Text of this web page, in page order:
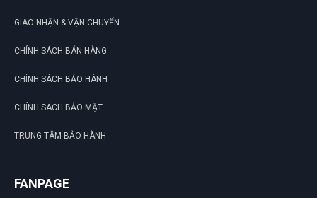
GIAO NHẬN & VẬN CHUYỂN
CHÍNH SÁCH BÁN HÀNG
CHÍNH SÁCH BẢO HÀNH
CHÍNH SÁCH BẢO MẬT
TRUNG TÂM BẢO HÀNH
FANPAGE